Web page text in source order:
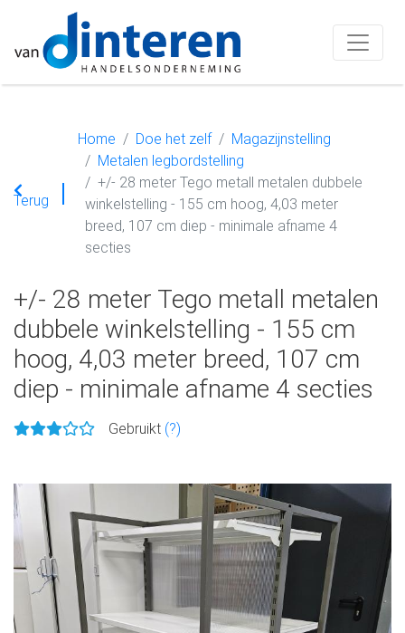
Terug
Home Doe het zelf
Magazijnstelling
Metalen legbordstelling
+/- 28 meter Tego metall metalen dubbele
winkelstelling - 155 cm hoog, 4,03 meter
breed, 107 cm diep - minimale afname 4
secties
+/- 28 meter Tego metall metalen
dubbele winkelstelling - 155 cm
hoog, 4,03 meter breed, 107 cm
diep - minimale afname 4 secties
Gebruikt (?)